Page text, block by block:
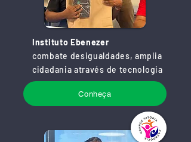
Instituto Ebenezer
combate desigualdades, amplia
cidadania através de tecnologia
Conheça